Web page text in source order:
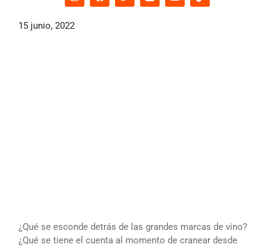
15 junio, 2022
¿Qué se esconde detrás de las grandes marcas de vino?
¿Qué se tiene el cuenta al momento de cranear desde